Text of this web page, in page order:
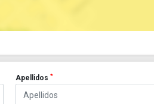
Apellidos *